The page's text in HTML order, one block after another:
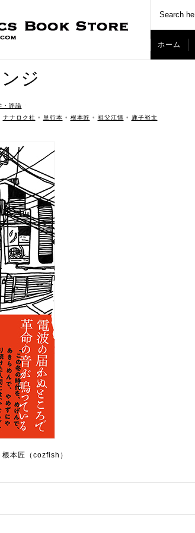
ホーム
ジ
・評論 ˑ
ナナロク社 • 単行本 • 根本匠 • 祖父江慎 • 鹿子裕文
根本匠（cozfish）